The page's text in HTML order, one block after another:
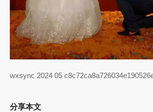
wxsync 2024 05
分享本文